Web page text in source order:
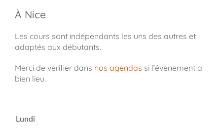
À Nice
Les cours sont indépendants les uns des autres et
adaptés aux débutants.
Merci de vérifier dans nos agendas si l’évènement a
bien lieu.
Lundi